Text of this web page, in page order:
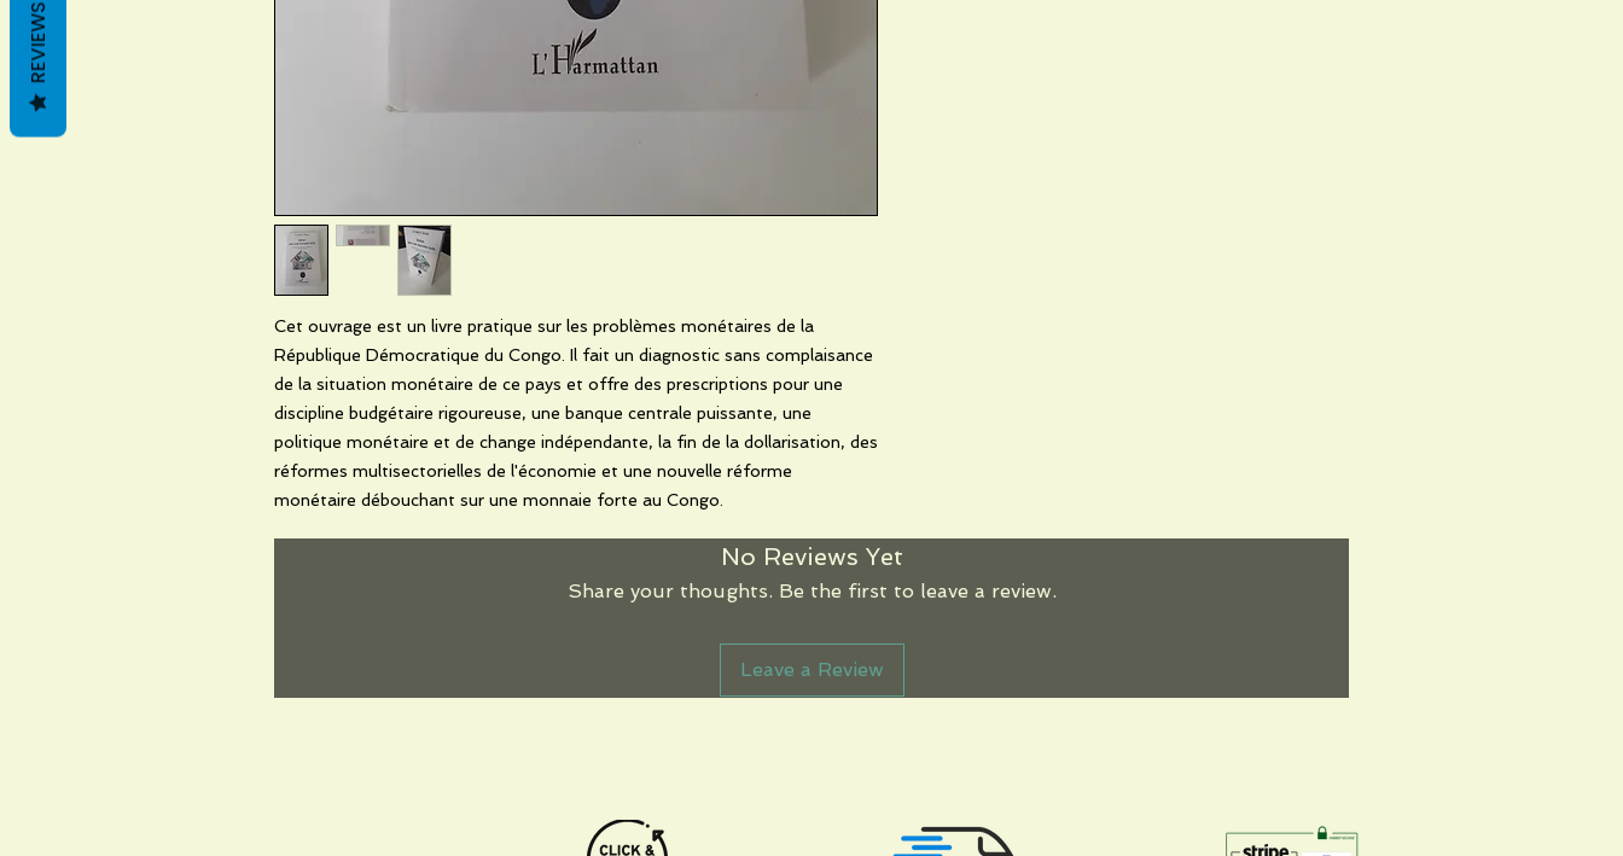
Cet ouvrage est un livre pratique sur les problèmes monétaires de la
République Démocratique du Congo. Il fait un diagnostic sans complaisance
de la situation monétaire de ce pays et offre des prescriptions pour une
discipline budgétaire rigoureuse, une banque centrale puissante, une
politique monétaire et de change indépendante, la fin de la dollarisation, des
réformes multisectorielles de l'économie et une nouvelle réforme
monétaire débouchant sur une monnaie forte au Congo.
No Reviews Yet
Share your thoughts. Be the first to leave a review.
Leave a Review
REVIEWS